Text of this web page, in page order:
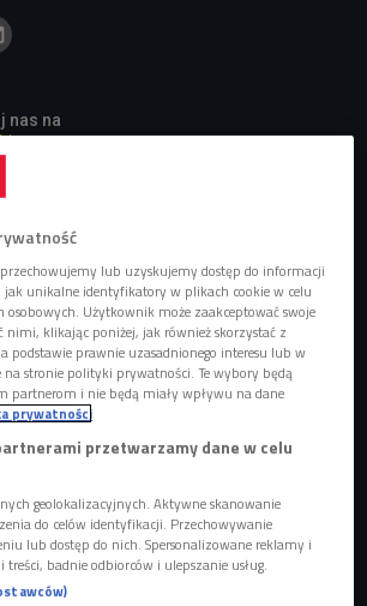
nas na
w drodze.
Universal Music Polska/mat. prasowe
się świetnymi wieściami ze
lub uzyskujemy dostęp do informacji
unikalne identyfikatory w plikach cookie w celu
Użytkownik może zaakceptować swoje
klikając poniżej, jak również skorzystać z
podstawie prawnie uzasadnionego interesu lub w
stronie polityki prywatności. Te wybory będą
partnerom i nie będą miały wpływu na dane
prywatności
przetwarzamy dane w celu
geolokalizacyjnych. Aktywne skanowanie
do celów identyfikacji. Przechowywanie
lub dostęp do nich. Spersonalizowane reklamy i
badnie odbiorców i ulepszanie usług.